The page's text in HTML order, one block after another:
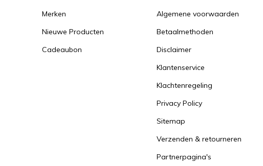
Merken
Nieuwe Producten
Cadeaubon
Algemene voorwaarden
Betaalmethoden
Disclaimer
Klantenservice
Klachtenregeling
Privacy Policy
Sitemap
Verzenden & retourneren
Partnerpagina's